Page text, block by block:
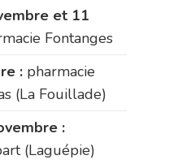
et 11
Fontanges
: pharmacie
(La Fouillade)
:
(Laguépie)